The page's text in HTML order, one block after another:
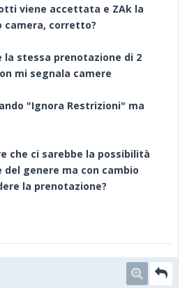
viene accettata e ZAk la
camera, corretto?
stessa prenotazione di 2
mi segnala camere
"Ignora Restrizioni" ma
che ci sarebbe la possibilità
genere ma con cambio
la prenotazione?